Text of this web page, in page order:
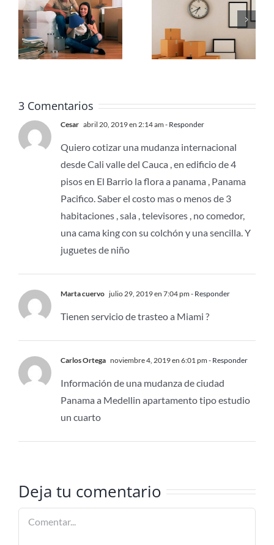
Mudanza
Estándar
Mudanzas
Hogar
3 Comentarios
Cesar abril 20, 2019 en 2:14 am - Responder
Quiero cotizar una mudanza internacional
desde Cali valle del Cauca , en edificio de 4
pisos en El Barrio la flora a panama , Panama
Pacifico. Saber el costo mas o menos de 3
habitaciones , sala , televisores , no comedor,
una cama king con su colchón y una sencilla. Y
juguetes de niño
Marta cuervo julio 29, 2019 en 7:04 pm - Responder
Tienen servicio de trasteo a Miami ?
Carlos Ortega noviembre 4, 2019 en 6:01 pm - Responder
Información de una mudanza de ciudad
Panama a Medellin apartamento tipo estudio
un cuarto
Deja tu comentario